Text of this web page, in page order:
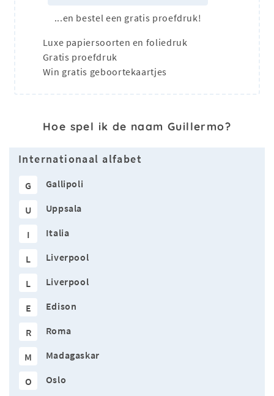
...en bestel een gratis proefdruk!
Luxe papiersoorten en foliedruk
Gratis proefdruk
Win gratis geboortekaartjes
Hoe spel ik de naam Guillermo?
Internationaal alfabet
G Gallipoli
U Uppsala
I Italia
L Liverpool
L Liverpool
E Edison
R Roma
M Madagaskar
O Oslo